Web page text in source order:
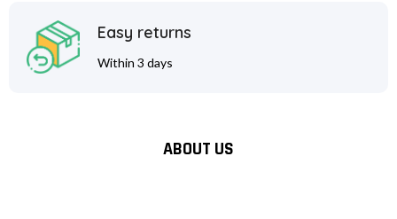
Easy returns
Within 3 days
ABOUT US